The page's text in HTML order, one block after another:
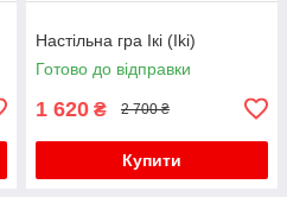
Настільна гра Ікі (Iki)
Готово до відправки
1 620 ₴ 2 700 ₴
Купити